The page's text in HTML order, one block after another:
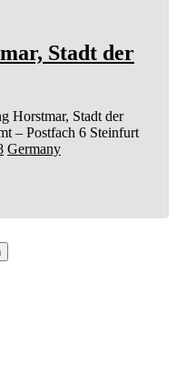
Stadt der
Horstmar, Stadt der
– Postfach 6 Steinfurt
Germany